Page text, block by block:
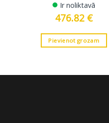
Ir noliktavā
476.82 €
Pievienot grozam